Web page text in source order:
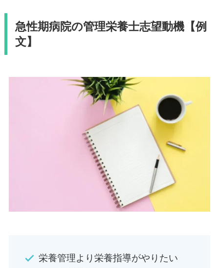
急性期病院の管理栄養士志望動機【例
文】
栄養管理より栄養指導がやりたい